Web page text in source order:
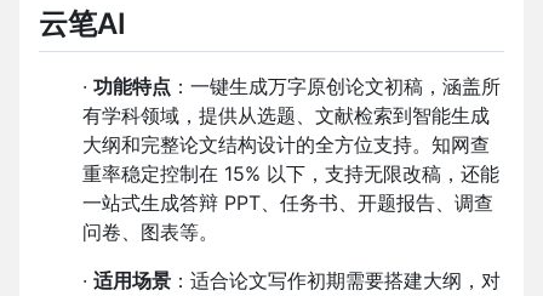
云笔AI
· 功能特点 ：一键生成万字原创论文初稿，涵盖所
有学科领域，提供从选题、文献检索到智能生成
大纲和完整论文结构设计的全方位支持。知网查
重率稳定控制在 15% 以下，支持无限改稿，还能
一站式生成答辩 PPT、任务书、开题报告、调查
问卷、图表等。
· 适用场景 ：适合论文写作初期需要搭建大纲，对